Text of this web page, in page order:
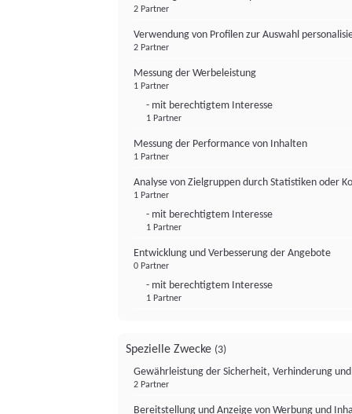
2 Partner
Verwendung von Profilen zur Auswahl
2 Partner
Messung der Werbeleistung
1 Partner
- mit berechtigtem Interesse
1 Partner
Messung der Performance von Inhalten
1 Partner
Analyse von Zielgruppen durch Statistiken oder
1 Partner
- mit berechtigtem Interesse
1 Partner
Entwicklung und Verbesserung der Angebote
0 Partner
- mit berechtigtem Interesse
1 Partner
Spezielle Zwecke (3)
Gewährleistung der Sicherheit, Verhinderung
2 Partner
Bereitstellung und Anzeige von Werbung und